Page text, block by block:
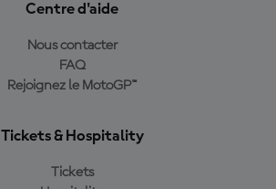
Centre d'aide
Nous contacter
FAQ
Rejoignez le MotoGP™
Tickets & Hospitality
Tickets